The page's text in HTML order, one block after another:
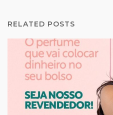
RELATED POSTS